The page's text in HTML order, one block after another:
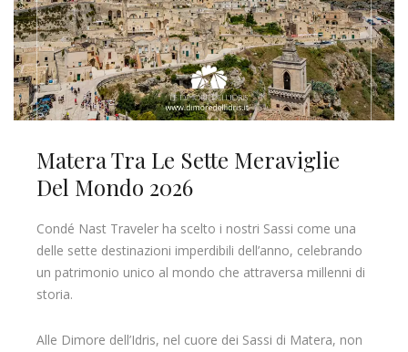
Matera Tra Le Sette Meraviglie
Del Mondo 2026
Condé Nast Traveler ha scelto i nostri Sassi come una
delle sette destinazioni imperdibili dell’anno, celebrando
un patrimonio unico al mondo che attraversa millenni di
storia.
Alle Dimore dell’Idris, nel cuore dei Sassi di Matera, non